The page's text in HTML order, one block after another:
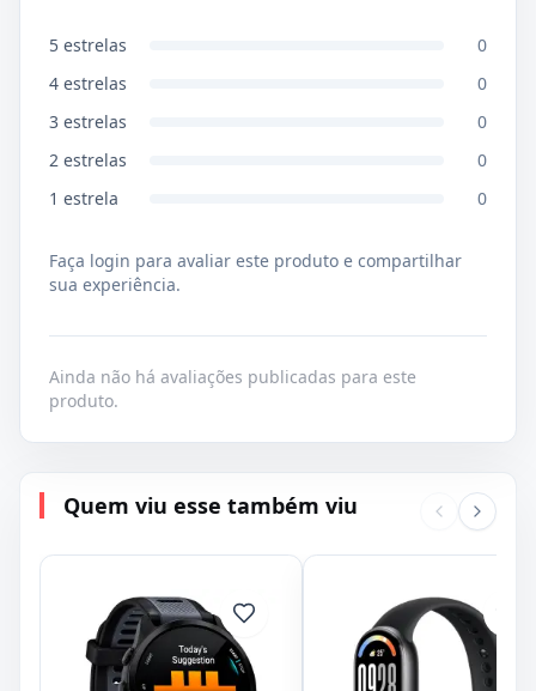
5 estrelas
0
4 estrelas
0
3 estrelas
0
2 estrelas
0
1 estrela 0
Faça login para avaliar este produto e compartilhar
sua experiência.
Ainda não há avaliações publicadas para este
produto.
Quem viu esse também viu